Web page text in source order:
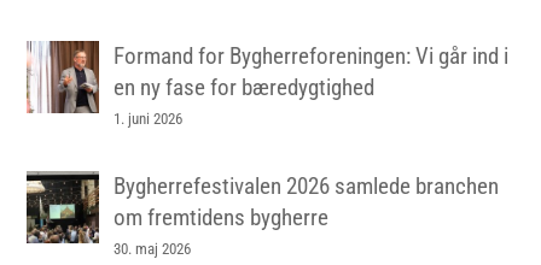
Formand for Bygherreforeningen: Vi går ind i
en ny fase for bæredygtighed
1. juni 2026
Bygherrefestivalen 2026 samlede branchen
om fremtidens bygherre
30. maj 2026